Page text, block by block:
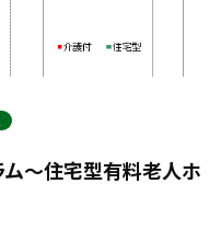
～住宅型有料老人ホ